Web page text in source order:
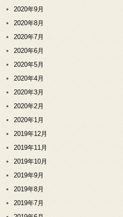
2020年9月
2020年8月
2020年7月
2020年6月
2020年5月
2020年4月
2020年3月
2020年2月
2020年1月
2019年12月
2019年11月
2019年10月
2019年9月
2019年8月
2019年7月